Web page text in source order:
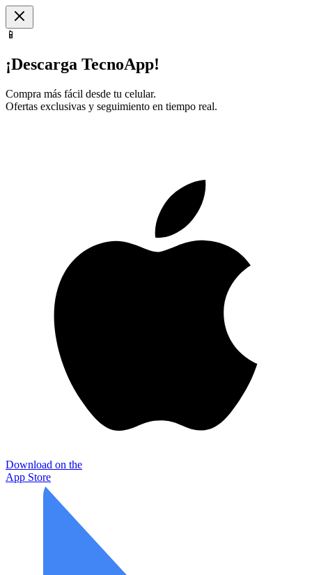
📱
¡Descarga TecnoApp!
Compra más fácil desde tu celular.
Ofertas exclusivas y seguimiento en tiempo real.
Download on the
App Store